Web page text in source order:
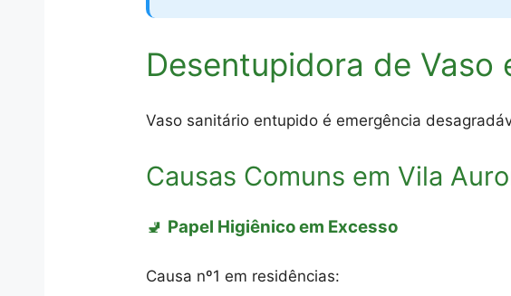
Desentupidora de Vaso
Vaso sanitário entupido é emergência
Causas Comuns em Vila
🚽 Papel Higiênico em Excesso
Causa nº1 em residências: